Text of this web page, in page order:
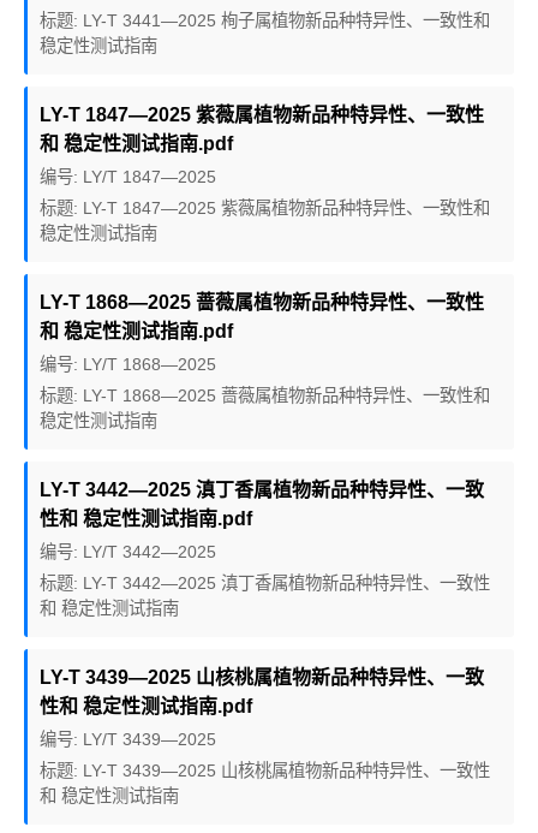
标题: LY-T 3441—2025 栒子属植物新品种特异性、一致性和
稳定性测试指南
LY-T 1847—2025 紫薇属植物新品种特异性、一致性
和 稳定性测试指南.pdf
编号: LY/T 1847—2025
标题: LY-T 1847—2025 紫薇属植物新品种特异性、一致性和
稳定性测试指南
LY-T 1868—2025 蔷薇属植物新品种特异性、一致性
和 稳定性测试指南.pdf
编号: LY/T 1868—2025
标题: LY-T 1868—2025 蔷薇属植物新品种特异性、一致性和
稳定性测试指南
LY-T 3442—2025 滇丁香属植物新品种特异性、一致
性和 稳定性测试指南.pdf
编号: LY/T 3442—2025
标题: LY-T 3442—2025 滇丁香属植物新品种特异性、一致性
和 稳定性测试指南
LY-T 3439—2025 山核桃属植物新品种特异性、一致
性和 稳定性测试指南.pdf
编号: LY/T 3439—2025
标题: LY-T 3439—2025 山核桃属植物新品种特异性、一致性
和 稳定性测试指南